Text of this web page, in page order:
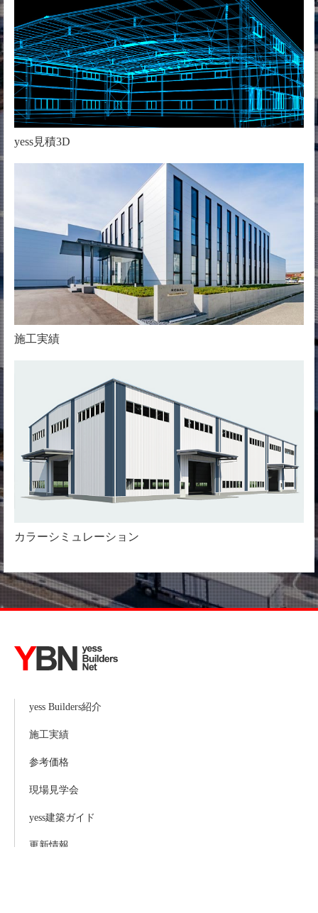
yess見積3D
施工実績
カラーシミュレーション
yess Builders紹介
施工実績
参考価格
現場見学会
yess建築ガイド
更新情報